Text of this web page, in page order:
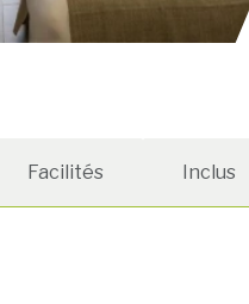
Facilités Inclus